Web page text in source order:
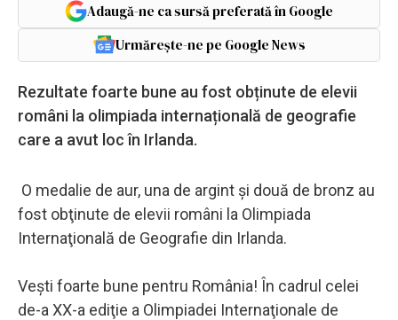
Adaugă-ne ca sursă preferată în Google
Urmărește-ne pe Google News
Rezultate foarte bune au fost obținute de elevii
români la olimpiada internațională de geografie
care a avut loc în Irlanda.
O medalie de aur, una de argint şi două de bronz au
fost obţinute de elevii români la Olimpiada
Internaţională de Geografie din Irlanda.
Veşti foarte bune pentru România! În cadrul celei
de-a XX-a ediţie a Olimpiadei Internaţionale de